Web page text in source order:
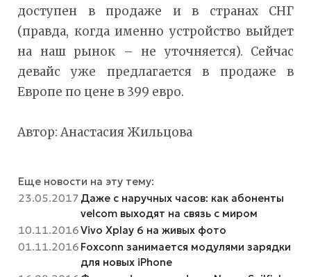
доступен в продаже и в странах СНГ
(правда, когда именно устройство выйдет
на наш рынок – не уточняется). Сейчас
девайс уже предлагается в продаже в
Европе по цене в 399 евро.
Автор: Анастасия Жильцова
Еще новости на эту тему:
23.05.2017 Даже с наручных часов: как абоненты
velcom выходят на связь с миром
10.11.2016Vivo Xplay 6 на живых фото
01.11.2016 Foxconn занимается модулями зарядки
для новых iPhone